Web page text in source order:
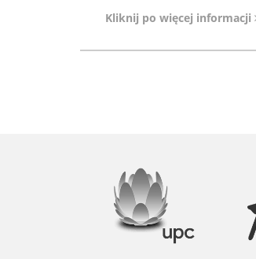
Kliknij po więcej informacji